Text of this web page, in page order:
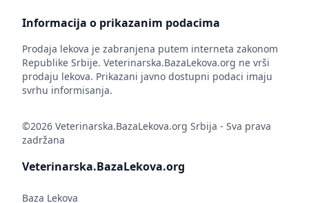
Informacija o prikazanim podacima
Prodaja lekova je zabranjena putem interneta zakonom
Republike Srbije. Veterinarska.BazaLekova.org ne vrši
prodaju lekova. Prikazani javno dostupni podaci imaju
svrhu informisanja.
©2026 Veterinarska.BazaLekova.org Srbija - Sva prava
zadržana
Veterinarska.BazaLekova.org
Baza Lekova